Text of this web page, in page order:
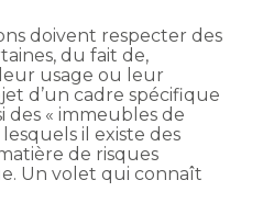
doivent respecter des
du fait de,
usage ou leur
d’un cadre spécifique
des « immeubles de
il existe des
de risques
Un volet qui connaît